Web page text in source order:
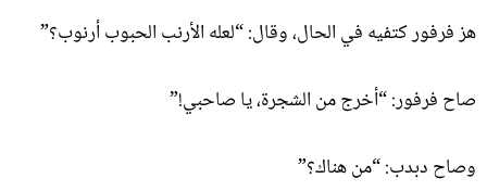
هز فرفور كتفيه في الحال، وقال: “لعله الأرنب الحبوب أرنوب؟”
صاح فرفور: “أخرج من الشجرة، يا صاحبي!”
وصاح دبدب: “من هناك؟”